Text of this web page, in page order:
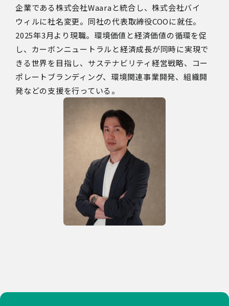
企業である株式会社Waaraと統合し、株式会社バイ
ウィルに社名変更。同社の代表取締役COOに就任。
2025年3月より現職。環境価値と経済価値の循環を促
し、カーボンニュートラルと経済成長が同時に実現で
きる世界を目指し、サステナビリティ経営戦略、コー
ポレートブランディング、環境関連事業開発、組織開
発などの支援を行っている。